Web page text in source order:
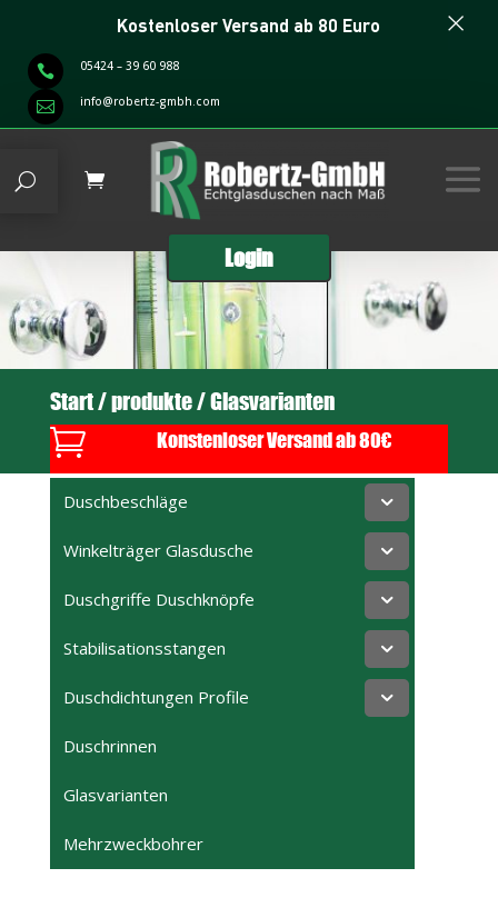
Kostenloser Versand ab 80 Euro ×
 05424 – 39 60 988
 info@robertz-gmbh.com
Login
Start/produkte/ Glasvarianten
 Konstenloser Versand ab 80€
Duschbeschläge
Winkelträger Glasdusche
Duschgriffe Duschknöpfe
Stabilisationsstangen
Duschdichtungen Profile
Duschrinnen
Glasvarianten
Mehrzweckbohrer